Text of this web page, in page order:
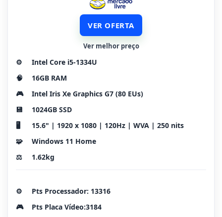
VER OFERTA
Ver melhor preço
⚙️
Intel Core i5-1334U
🧠
16GB RAM
🎮
Intel Iris Xe Graphics G7 (80 EUs)
💾
1024GB SSD
🖥️
15.6" | 1920 x 1080 | 120Hz | WVA | 250 nits
🧩
Windows 11 Home
⚖️
1.62kg
⚙️
Pts Processador: 13316
🎮
Pts Placa Vídeo:3184